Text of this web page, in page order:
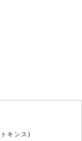
キンス)